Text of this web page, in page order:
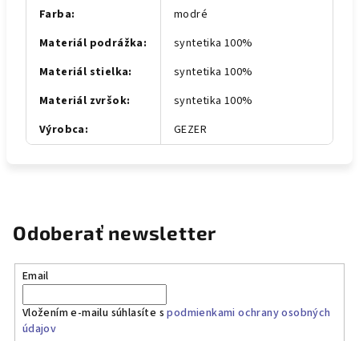
Farba:
modré
Materiál podrážka:
syntetika 100%
Materiál stielka:
syntetika 100%
Materiál zvršok:
syntetika 100%
Výrobca: GEZER
Odoberať newsletter
Email
Vložením e-mailu súhlasíte spodmienkami ochrany osobných
údajov